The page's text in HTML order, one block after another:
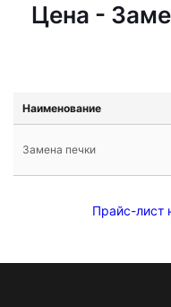
Цена -
Наименование
Замена печки
Прайс-лист